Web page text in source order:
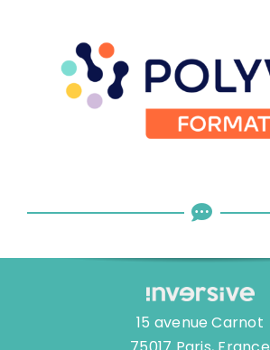
15 avenue Carnot